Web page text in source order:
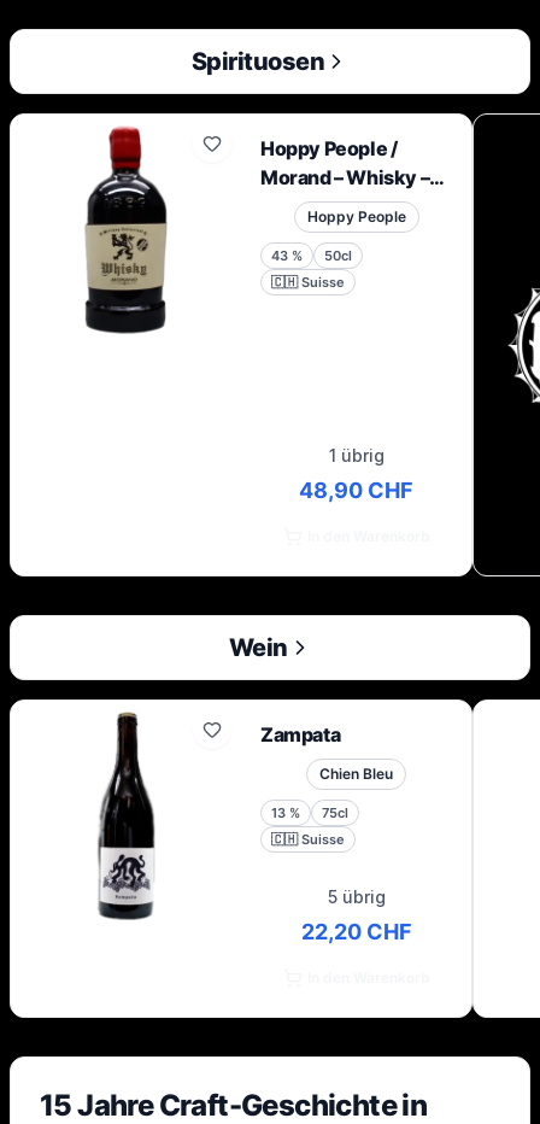
Spirituosen
Hoppy People /
Morand – Whisky –
43 % – 50 cl –
Flasche
Hoppy People
43 %
50cl
🇨🇭 Suisse
1 übrig
48,90 CHF
Wein
Zampata
Chien Bleu
13 %
75cl
🇨🇭 Suisse
5 übrig
22,20 CHF
15 Jahre Craft-Geschichte in